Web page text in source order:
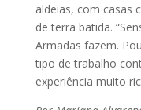
aldeias, com casas
de terra batida.
Armadas fazem.
tipo de trabalho
experiência muito